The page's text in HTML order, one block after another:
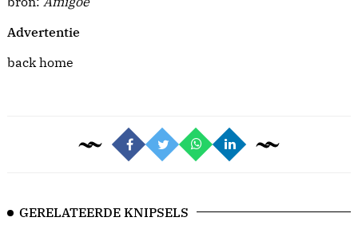
Advertentie
back home
GERELATEERDE KNIPSELS